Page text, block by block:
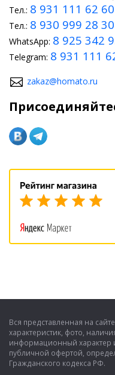
Тел.: 8 931 111 62 60
Тел.: 8 930 999 28 30
WhatsApp: 8 925 342
Telegram: 8 931 111
zakaz@homato.ru
Вся представленная на
характеристик, фото,
информационный характер
публичной офертой,
Гражданского кодекса РФ.